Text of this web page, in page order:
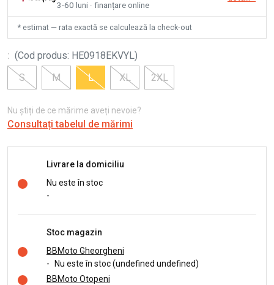
3-60 luni · finanțare online
* estimat — rata exactă se calculează la check-out
: (Cod produs: HE0918EKVYL)
S
M L XL 2XL
Nu știți de ce mărime aveți nevoie?
Consultați tabelul de mărimi
Livrare la domiciliu
Nu este în stoc
-
Stoc magazin
BBMoto Gheorgheni
-
Nu este în stoc (undefined undefined)
BBMoto Otopeni